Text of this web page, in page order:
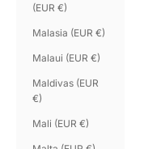
(EUR €)
Malasia (EUR €)
Malaui (EUR €)
Maldivas (EUR
€)
Mali (EUR €)